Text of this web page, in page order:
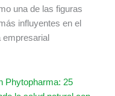
una de las figuras
influyentes en el
Phytopharma: 25